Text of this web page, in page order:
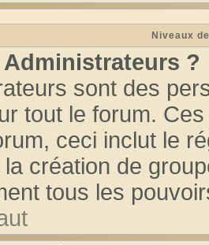
Niveaux
?
sont des
tout le forum.
ceci inclut le
création de
tous les